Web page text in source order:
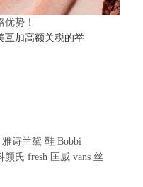
势！
互加高额关税的举
雅诗兰黛 鞋 Bobbi
颜氏 fresh 匡威 vans 丝